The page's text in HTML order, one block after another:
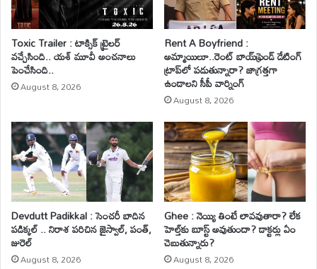
Toxic Trailer : టాక్సిక్ ట్రైలర్
వచ్చేసింది.. యశ్ మూవీ అంచనాలు
పెంచేసింది..
August 8, 2026
Rent A Boyfriend :
అమ్మాయిలూ..రెంట్ బాయ్‌ఫ్రెండ్ డేటింగ్
ట్రాప్‌లో పడుతున్నారా? జాగ్రత్తగా
ఉండాలని సీపీ వార్నింగ్
August 8, 2026
Devdutt Padikkal : సెంచరీ బాదిన
పడిక్కల్ .. నిరాశ పరిచిన జైస్వాల్, పంత్,
జురెల్
August 8, 2026
Ghee : నెయ్యి తింటే లావవుతారా? లేక
హెల్త్‌కు బూస్ట్ అవుతుందా? డాక్టర్లు ఏం
చెబుతున్నారు?
August 8, 2026